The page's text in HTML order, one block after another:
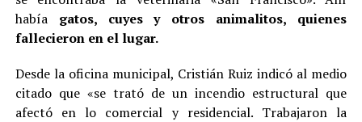
habíagatos, cuyes y otros animalitos, quienes
fallecieron en el lugar.
Desde la oficina municipal, Cristián Ruiz indicó al medio
citado que «se trató de un incendio estructural que
afectó en lo comercial y residencial. Trabajaron la